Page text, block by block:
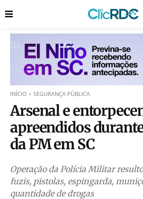
INÍCIO SEGURANÇA PÚBLICA
Arsenal e
apreendidos
da PM em SC
Operação da Polícia Militar
fuzis, pistolas, espingarda,
quantidade de drogas